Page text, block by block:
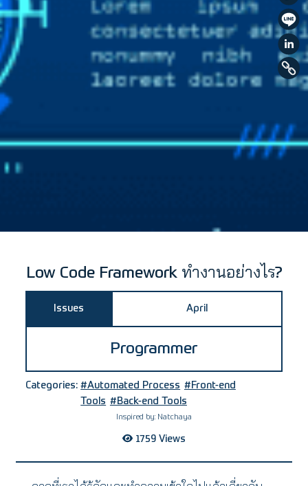
Low Code Framework ทำงานอย่างไร?
Issues April
Programmer
Categories: #Automated Process #Front-end
Tools #Back-end Tools
Inspired by: Natchaya
1759Views